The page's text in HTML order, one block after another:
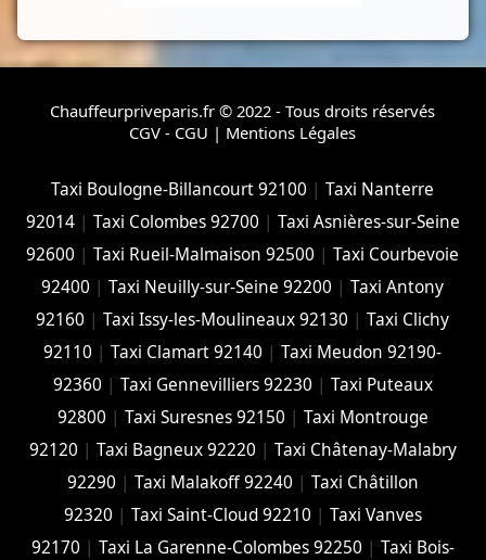
Chauffeurpriveparis.fr © 2022 - Tous droits réservés
CGV - CGU | Mentions Légales
Taxi Boulogne-Billancourt 92100 |Taxi Nanterre
92014| Taxi Colombes 92700 | Taxi Asnières-sur-Seine
92600 |Taxi Rueil-Malmaison 92500 |Taxi Courbevoie
92400 |Taxi Neuilly-sur-Seine 92200 |Taxi Antony
92160 |Taxi Issy-les-Moulineaux 92130 |Taxi Clichy
92110 |Taxi Clamart 92140 |Taxi Meudon 92190-
92360 | Taxi Gennevilliers 92230 | Taxi Puteaux
92800 | Taxi Suresnes 92150 | Taxi Montrouge
92120 | Taxi Bagneux 92220 | Taxi Châtenay-Malabry
92290 | Taxi Malakoff 92240 | Taxi Châtillon
92320 | Taxi Saint-Cloud 92210 | Taxi Vanves
92170 | Taxi La Garenne-Colombes 92250 | Taxi Bois-